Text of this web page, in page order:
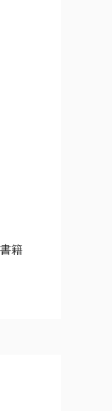
籍